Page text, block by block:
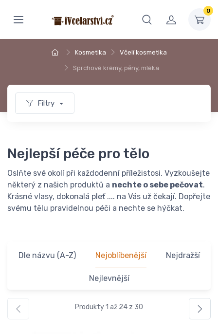
0
Kosmetika Včelí kosmetika
Sprchové krémy, pěny, mléka
Filtry
Nejlepší péče pro tělo
Oslňte své okolí při každodenní příležistosi. Vyzkoušejte
některý z našich produktů a nechte o sebe pečovat.
Krásné vlasy, dokonalá pleť .... na Vás už čekají. Dopřejte
svému tělu pravidelnou péči a nechte se hýčkat.
Dle názvu (A-Z) Nejoblíbenější Nejdražší
Nejlevnější
Produkty 1 až 24 z 30